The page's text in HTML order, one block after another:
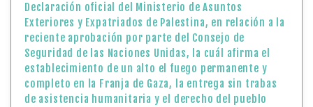
Declaración oficial del Ministerio de Asuntos
Exteriores y Expatriados de Palestina, en relación a la
reciente aprobación por parte del Consejo de
Seguridad de las Naciones Unidas, la cuál afirma el
establecimiento de un alto el fuego permanente y
completo en la Franja de Gaza, la entrega sin trabas
de asistencia humanitaria y el derecho del pueblo